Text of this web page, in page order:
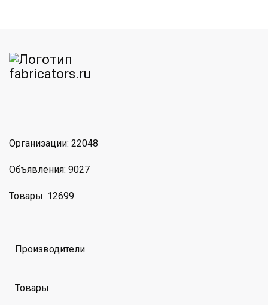
Организации: 22048
Объявления: 9027
Товары: 12699
Производители
Товары